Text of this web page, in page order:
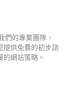
們的專業團隊，
提供免費的初步諮
網站策略。